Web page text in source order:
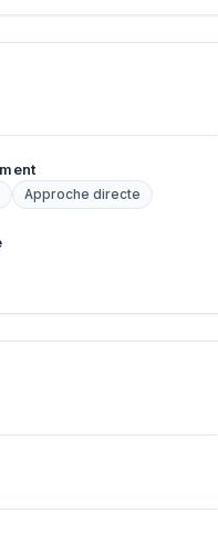
Approche directe